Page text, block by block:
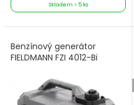
Skladem > 5 ks
Benzínový generátor
FIELDMANN FZI 4012-Bi